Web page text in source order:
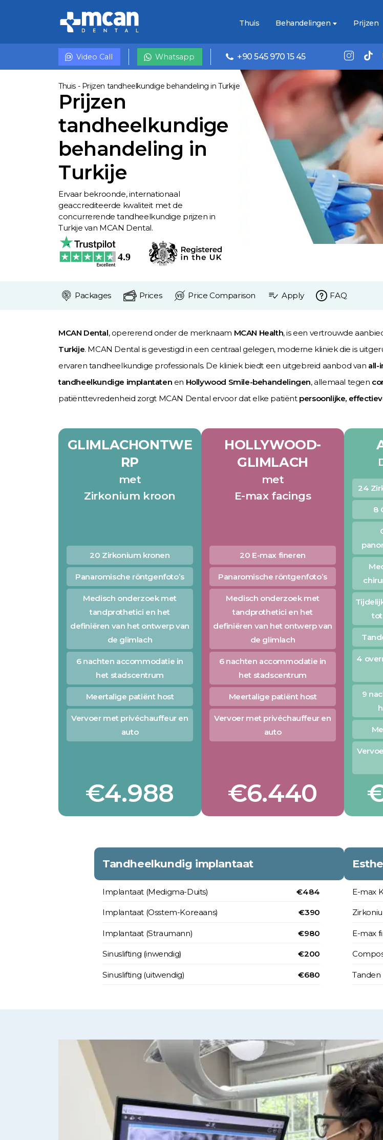
Thuis Behandelingen Prijzen
Video Call Whatsapp +90 545 970 15 45
Thuis - Prijzen tandheelkundige behandeling in Turkije
Prijzen
tandheelkundige
behandeling in
Turkije
Ervaar bekroonde, internationaal
geaccrediteerde kwaliteit met de
concurrerende tandheelkundige prijzen in
Turkije van MCAN Dental.
Packages Prices Price Comparison Apply FAQ
MCAN Dental, opererend onder de merknaam MCAN Health, is een vertrouwde
Turkije. MCAN Dental is gevestigd in een centraal gelegen, moderne kliniek die is
ervaren tandheelkundige professionals. De kliniek biedt een uitgebreid aanbod van all-
tandheelkundige implantaten en Hollywood Smile-behandelingen, allemaal tegen
patiënttevredenheid zorgt MCAN Dental ervoor dat elke patiënt persoonlijke,
GLIMLACHONTWE
RP
met
Zirkonium kroon
20 Zirkonium kronen
Panaromische röntgenfoto’s
Medisch onderzoek met
tandprothetici en het
definiëren van het ontwerp van
de glimlach
6 nachten accommodatie in
het stadscentrum
Meertalige patiënt host
Vervoer met privéchauffeur en
auto
€4.988
HOLLYWOOD-
GLIMLACH
met
E-max facings
20 E-max fineren
Panaromische röntgenfoto’s
Medisch onderzoek met
tandprothetici en het
definiëren van het ontwerp van
de glimlach
6 nachten accommodatie in
het stadscentrum
Meertalige patiënt host
Vervoer met privéchauffeur en
auto
€6.440
24
8
4
9
Tandheelkundig implantaat
Implantaat (Medigma-Duits) €484
Implantaat (Osstem-Koreaans) €390
Implantaat (Straumann) €980
Sinuslifting (inwendig) €200
Sinuslifting (uitwendig) €680
E-max
E-max